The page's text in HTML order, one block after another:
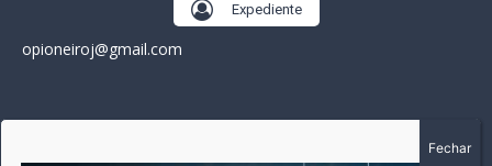
Expediente
opioneiroj@gmail.com